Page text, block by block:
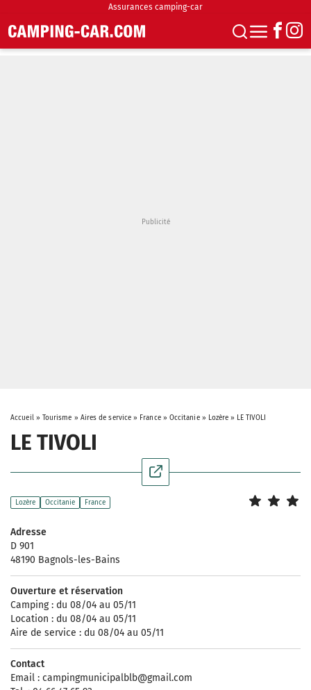
Assurances camping-car
Accueil» Tourisme » Aires de service » France» Occitanie» Lozère » LE TIVOLI
LE TIVOLI
Lozère Occitanie France
Adresse
D 901
48190 Bagnols-les-Bains
Ouverture et réservation
Camping : du 08/04 au 05/11
Location : du 08/04 au 05/11
Aire de service : du 08/04 au 05/11
Contact
Email : campingmunicipalblb@gmail.com